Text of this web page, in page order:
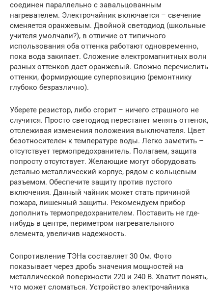
соединен параллельно с завальцованным
нагревателем. Электрочайник включается – свечение
сменяется оранжевым. Двойной светодиод (школьные
учителя умолчали?), в отличие от типичного
использования оба оттенка работают одновременно,
пока вода закипает. Сложение электромагнитных волн
разных оттенков дает оранжевый. Сложно перечислить
оттенки, формирующие суперпозицию (ремонтнику
глубоко безразлично).
Уберете резистор, либо сгорит – ничего страшного не
случится. Просто светодиод перестанет менять оттенок,
отслеживая изменения положения выключателя. Цвет
безотносителен к температуре воды. Легко заметить –
отсутствует термопредохранитель. Полагаем, защита
попросту отсутствует. Желающие могут оборудовать
деталью металлический корпус, рядом с кольцевым
разъемом. Обеспечите защиту против пустого
включения. Данный чайник может стать причиной
пожара, лишенный защиты. Рекомендуем прибор
дополнить термопредохранителем. Поставить не где-
нибудь в центре, периметром нагревательного
элемента, увеличив надежность.
Сопротивление ТЭНа составляет 30 Ом. Фото
показывает через дробь значения мощностей на
металлической поверхности 220 и 240 В. Хватит понять,
что может сломаться. Устройство электрочайника